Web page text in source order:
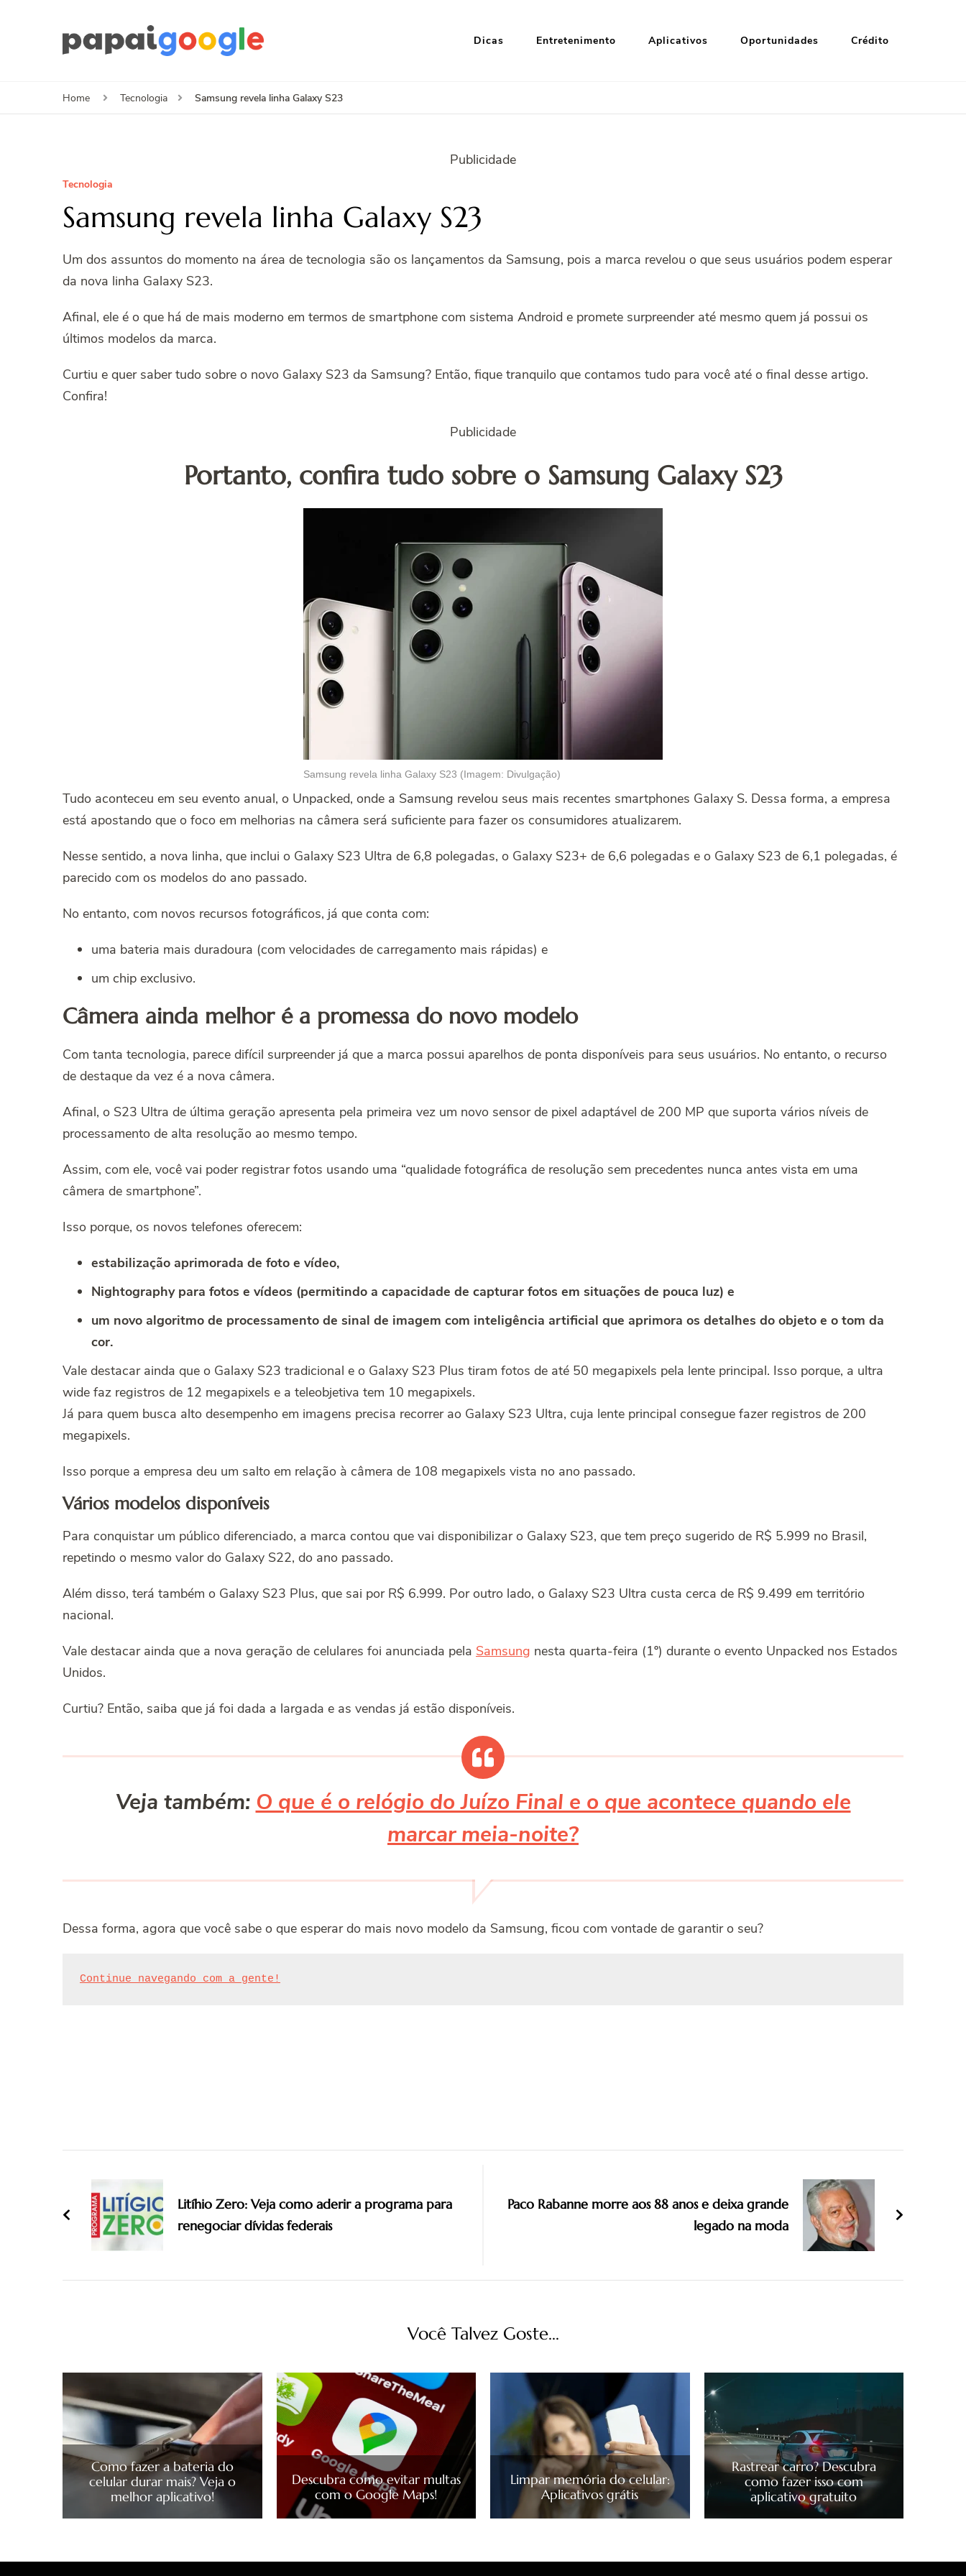
Dicas Entretenimento Aplicativos Oportunidades Crédito
Home Tecnologia Samsung revela linha Galaxy S23
Publicidade
Tecnologia
Samsung revela linha Galaxy S23
Um dos assuntos do momento na área de tecnologia são os lançamentos da Samsung, pois a marca revelou o que seus usuários podem esperar
da nova linha Galaxy S23.
Afinal, ele é o que há de mais moderno em termos de smartphone com sistema Android e promete surpreender até mesmo quem já possui os
últimos modelos da marca.
Curtiu e quer saber tudo sobre o novo Galaxy S23 da Samsung? Então, fique tranquilo que contamos tudo para você até o final desse artigo.
Confira!
Publicidade
Portanto, confira tudo sobre o Samsung Galaxy S23
Samsung revela linha Galaxy S23 (Imagem: Divulgação)
Tudo aconteceu em seu evento anual, o Unpacked, onde a Samsung revelou seus mais recentes smartphones Galaxy S. Dessa forma, a empresa
está apostando que o foco em melhorias na câmera será suficiente para fazer os consumidores atualizarem.
Nesse sentido, a nova linha, que inclui o Galaxy S23 Ultra de 6,8 polegadas, o Galaxy S23+ de 6,6 polegadas e o Galaxy S23 de 6,1 polegadas, é
parecido com os modelos do ano passado.
No entanto, com novos recursos fotográficos, já que conta com:
uma bateria mais duradoura (com velocidades de carregamento mais rápidas) e
um chip exclusivo.
Câmera ainda melhor é a promessa do novo modelo
Com tanta tecnologia, parece difícil surpreender já que a marca possui aparelhos de ponta disponíveis para seus usuários. No entanto, o recurso
de destaque da vez é a nova câmera.
Afinal, o S23 Ultra de última geração apresenta pela primeira vez um novo sensor de pixel adaptável de 200 MP que suporta vários níveis de
processamento de alta resolução ao mesmo tempo.
Assim, com ele, você vai poder registrar fotos usando uma “qualidade fotográfica de resolução sem precedentes nunca antes vista em uma
câmera de smartphone”.
Isso porque, os novos telefones oferecem:
estabilização aprimorada de foto e vídeo,
Nightography para fotos e vídeos (permitindo a capacidade de capturar fotos em situações de pouca luz) e
um novo algoritmo de processamento de sinal de imagem com inteligência artificial que aprimora os detalhes do objeto e o tom da
cor.
Vale destacar ainda que o Galaxy S23 tradicional e o Galaxy S23 Plus tiram fotos de até 50 megapixels pela lente principal. Isso porque, a ultra
wide faz registros de 12 megapixels e a teleobjetiva tem 10 megapixels.
Já para quem busca alto desempenho em imagens precisa recorrer ao Galaxy S23 Ultra, cuja lente principal consegue fazer registros de 200
megapixels.
Isso porque a empresa deu um salto em relação à câmera de 108 megapixels vista no ano passado.
Vários modelos disponíveis
Para conquistar um público diferenciado, a marca contou que vai disponibilizar o Galaxy S23, que tem preço sugerido de R$ 5.999 no Brasil,
repetindo o mesmo valor do Galaxy S22, do ano passado.
Além disso, terá também o Galaxy S23 Plus, que sai por R$ 6.999. Por outro lado, o Galaxy S23 Ultra custa cerca de R$ 9.499 em território
nacional.
Vale destacar ainda que a nova geração de celulares foi anunciada pela Samsung nesta quarta-feira (1º) durante o evento Unpacked nos Estados
Unidos.
Curtiu? Então, saiba que já foi dada a largada e as vendas já estão disponíveis.
Veja também:O que é o relógio do Juízo Final e o que acontece quando ele
marcar meia-noite?
Dessa forma, agora que você sabe o que esperar do mais novo modelo da Samsung, ficou com vontade de garantir o seu?
Continue navegando com a gente!
Navigation
Litíhio Zero: Veja como aderir a programa para
renegociar dívidas federais
Paco Rabanne morre aos 88 anos e deixa grande
legado na moda
Você Talvez Goste...
Como fazer a bateria do
celular durar mais? Veja o
melhor aplicativo!
Descubra como evitar multas
com o Google Maps!
Limpar memória do celular:
Aplicativos grátis
Rastrear carro? Descubra
como fazer isso com
aplicativo gratuito